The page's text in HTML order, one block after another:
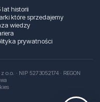
lat historii
które sprzedajemy
wiedzy
prywatności
· NIP 5273052174 · REGON